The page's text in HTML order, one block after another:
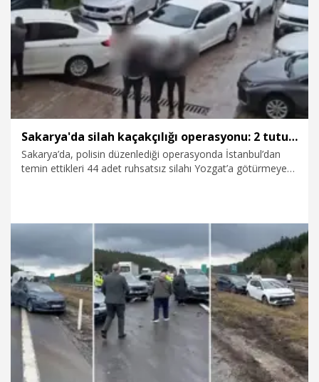
22.05.2026 Foto Galeri
Sakarya'da silah kaçakçılığı operasyonu: 2 tutuklama
Sakarya’da, polisin düzenlediği operasyonda İstanbul’dan
temin ettikleri 44 adet ruhsatsız silahı Yozgat’a götürmeye
5.05.2026 Gündem